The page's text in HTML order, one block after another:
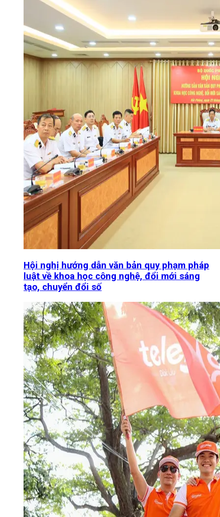
Hội nghị hướng dẫn văn bản quy phạm pháp
luật về khoa học công nghệ, đổi mới sáng
tạo, chuyển đổi số